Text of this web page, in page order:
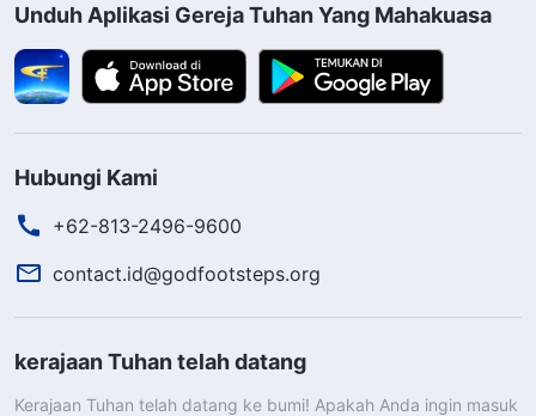
Unduh Aplikasi Gereja Tuhan Yang Mahakuasa
Hubungi Kami
+62-813-2496-9600
contact.id@godfootsteps.org
kerajaan Tuhan telah datang
Kerajaan Tuhan telah datang ke bumi! Apakah Anda ingin masuk